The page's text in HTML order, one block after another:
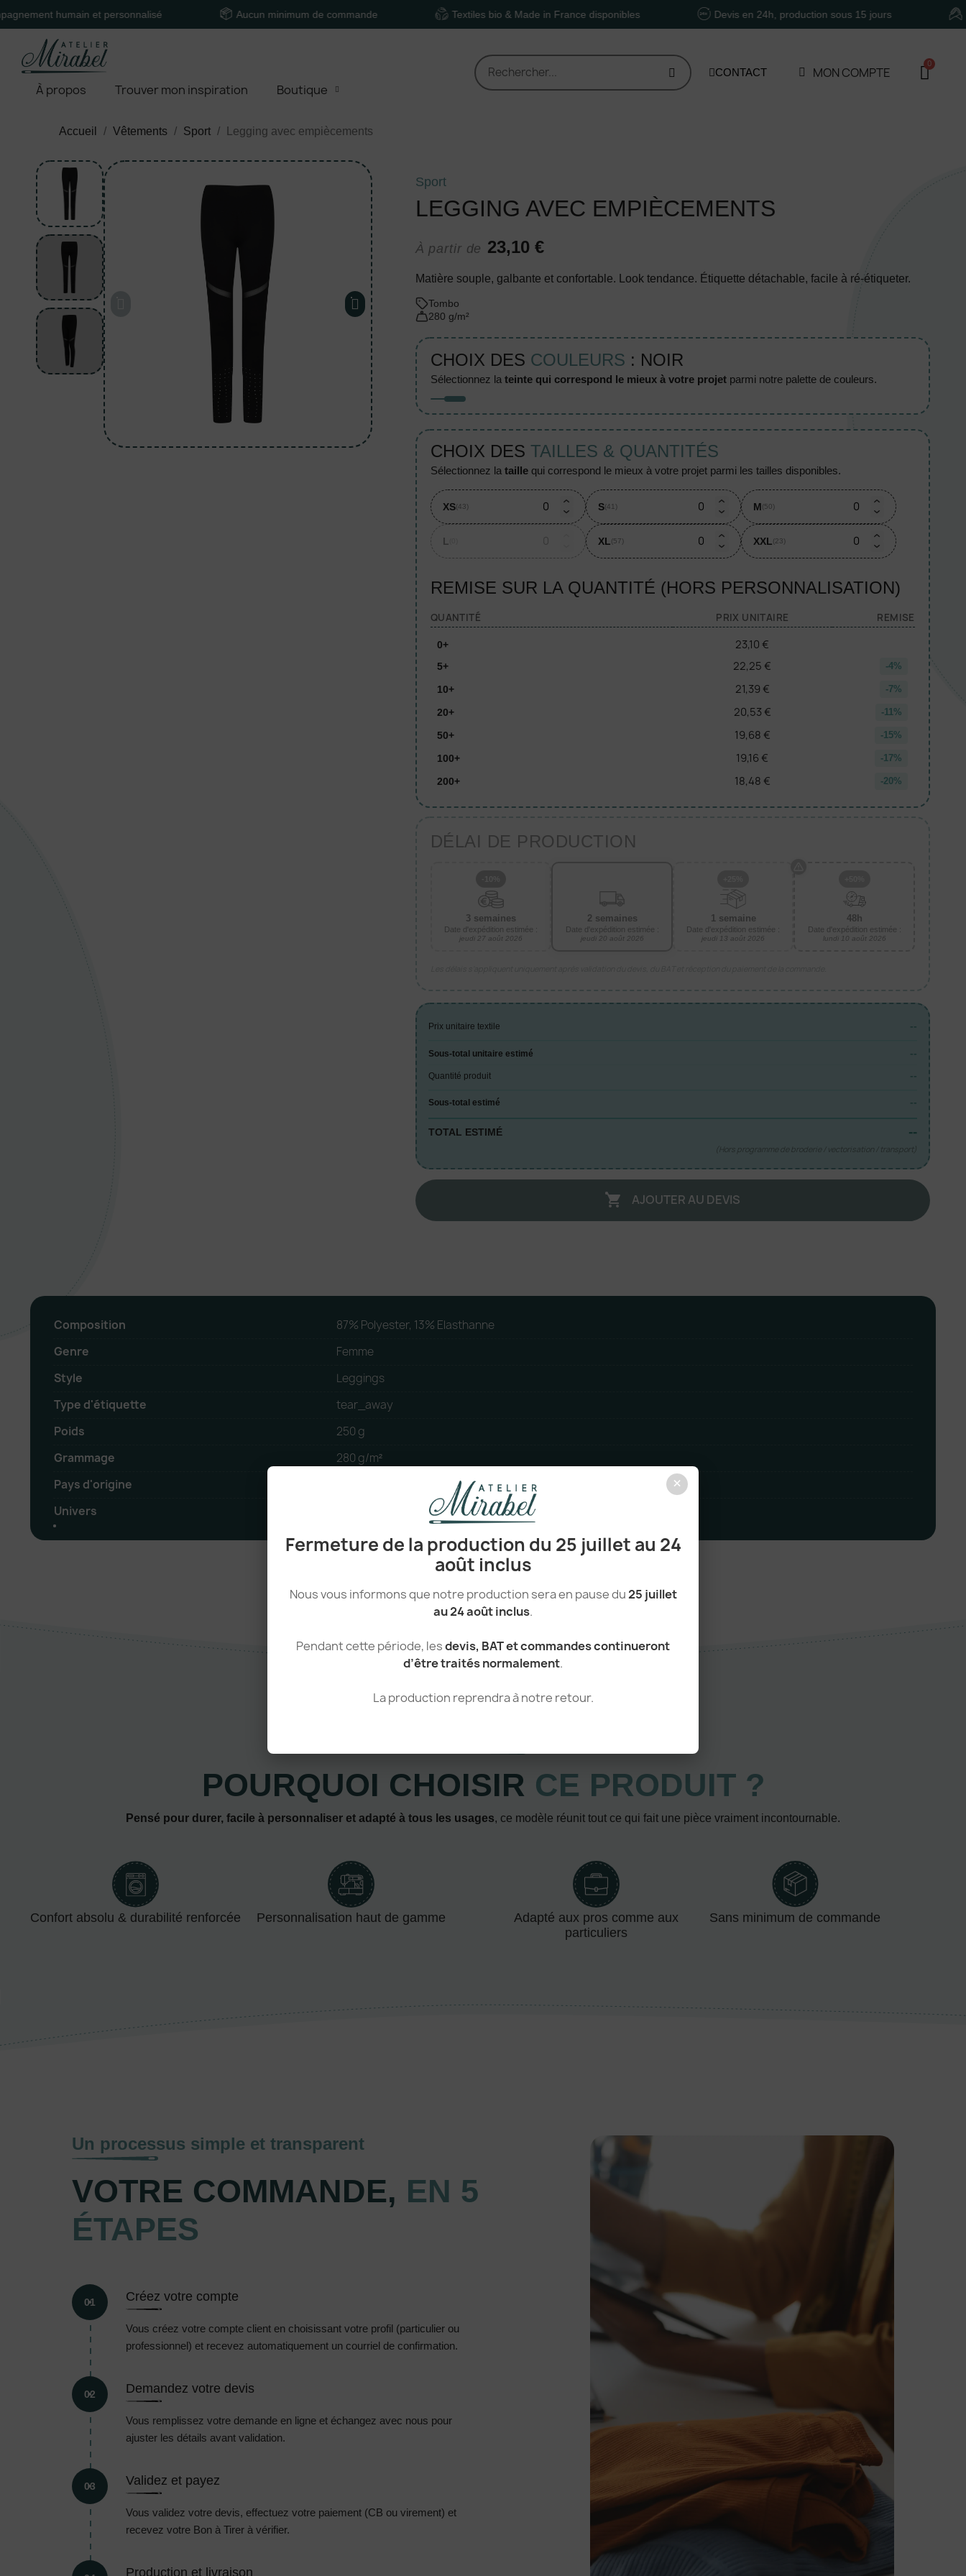
×
Fermeture de la production du 25 juillet au 24
août inclus
Nous vous informons que notre production sera en pause du25 juillet
au 24 août inclus.
Pendant cette période, lesdevis, BAT et commandes continueront
d’être traités normalement.
La production reprendra à notre retour.
humain et personnalisé Aucun minimum de commande Textiles bio & Made in France disponibles Devis en 24h, production sous 15 jours Un
À propos Trouver mon inspiration Boutique
CONTACT MON COMPTE
Accueil Vêtements Sport Legging avec empiècements
Sport
LEGGING AVEC EMPIÈCEMENTS
À partir de 23,10 €
Matière souple, galbante et confortable. Look tendance. Étiquette détachable, facile à ré-étiqueter.
Tombo
280 g/m²
CHOIX DES COULEURS : NOIR
sélectionnez la teinte qui correspond le mieux à votre projetparmi notre palette de couleurs.
CHOIX DES TAILLES & QUANTITÉS
sélectionnez la taillequi correspond le mieux à votre projet parmi les tailles disponibles.
XS(43) S(41) M(50)
L XL(57) XXL(23)
REMISE SUR LA QUANTITÉ (HORS PERSONNALISATION)
QUANTITÉ PRIX UNITAIRE REMISE
0+ 23,10 €
5+ 22,25 € -4%
10+ 21,39 € -7%
20+ 20,53 € -11%
50+ 19,68 € -15%
100+ 19,16 € -17%
200+ 18,48 € -20%
DÉLAI DE PRODUCTION
3 semaines
Date d'expédition estimée :
jeudi 27 août 2026
2 semaines
Date d'expédition estimée :
jeudi 20 août 2026
1 semaine
Date d'expédition estimée :
jeudi 13 août 2026
48h
Date d'expédition estimée :
lundi 10 août 2026
Prix unitaire textile --
Sous-total unitaire estimé --
Quantité produit --
Sous-total estimé --
TOTAL ESTIMÉ --
(Hors programme de broderie / vectorisation / transport)
 AJOUTER AU DEVIS
Composition
87% Polyester, 13% Elasthanne
Genre
Femme
Style
Leggings
Type d'étiquette
tear_away
Poids
250 g
Grammage
280 g/m²
Pays d'origine
Univers
Sport, Sport individuel
POURQUOI CHOISIR CE PRODUIT ?
Pensé pour durer, facile à personnaliser et adapté à tous les usages, ce modèle réunit tout ce qui fait une pièce vraiment incontournable.
Confort absolu & durabilité renforcée Personnalisation haut de gamme
Adapté aux pros comme aux
particuliers
Sans minimum de commande
Un processus simple et transparent
VOTRE COMMANDE, EN 5
ÉTAPES
01 Créez votre compte
Vous créez votre compte client en choisissant votre profil (particulier ou
professionnel) et recevez automatiquement un courriel de confirmation.
02 Demandez votre devis
Vous remplissez votre demande en ligne et échangez avec nous pour
ajuster les détails avant validation.
03 Validez et payez
Vous validez votre devis, effectuez votre paiement (CB ou virement) et
recevez votre Bon à Tirer à vérifier.
Production et livraison